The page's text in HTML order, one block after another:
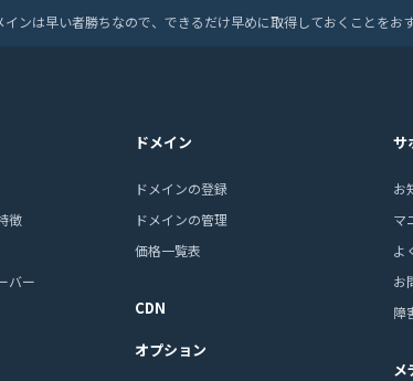
ンは早い者勝ちなので、できるだけ早めに取得しておくことをおす
徴
バー
ドメイン
ドメインの登録
ドメインの管理
価格一覧表
CDN
オプション
サ
お
マ
よ
お
障
メ